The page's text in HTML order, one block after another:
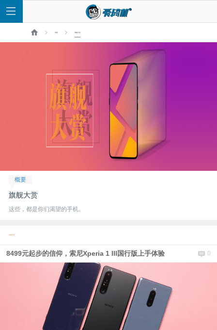
测
视
频
专题 旗舰大赏
概要
旗舰大赏
这些，都是你们渴望的手机。
专题文章
8499元起步的信仰，索尼Xperia 1 III国行版上手体验 0